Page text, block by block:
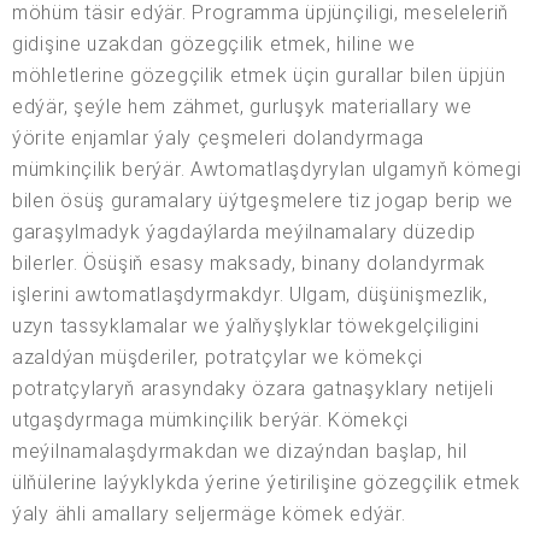
möhüm täsir edýär. Programma üpjünçiligi, meseleleriň
gidişine uzakdan gözegçilik etmek, hiline we
möhletlerine gözegçilik etmek üçin gurallar bilen üpjün
edýär, şeýle hem zähmet, gurluşyk materiallary we
ýörite enjamlar ýaly çeşmeleri dolandyrmaga
mümkinçilik berýär. Awtomatlaşdyrylan ulgamyň kömegi
bilen ösüş guramalary üýtgeşmelere tiz jogap berip we
garaşylmadyk ýagdaýlarda meýilnamalary düzedip
bilerler. Ösüşiň esasy maksady, binany dolandyrmak
işlerini awtomatlaşdyrmakdyr. Ulgam, düşünişmezlik,
uzyn tassyklamalar we ýalňyşlyklar töwekgelçiligini
azaldýan müşderiler, potratçylar we kömekçi
potratçylaryň arasyndaky özara gatnaşyklary netijeli
utgaşdyrmaga mümkinçilik berýär. Kömekçi
meýilnamalaşdyrmakdan we dizaýndan başlap, hil
ülňülerine laýyklykda ýerine ýetirilişine gözegçilik etmek
ýaly ähli amallary seljermäge kömek edýär.